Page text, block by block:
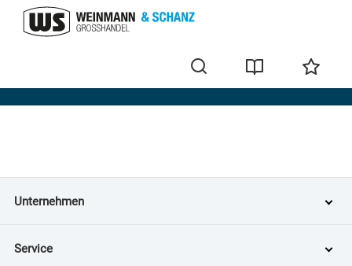
Home
Unternehmen
Service